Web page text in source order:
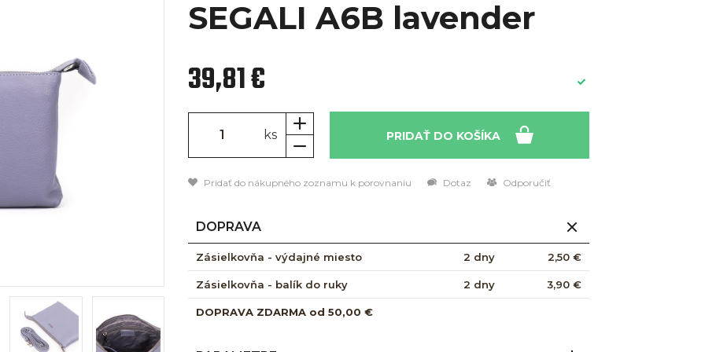
SEGALI A6B lavender
39,81 €
ks PRIDAŤ DO KOŠÍKA
Pridať do nákupného zoznamu k porovnaniu Dotaz Odporučiť
DOPRAVA
Zásielkovňa - výdajné miesto 2 dny 2,50 €
Zásielkovňa - balík do ruky 2 dny 3,90 €
DOPRAVA ZDARMA od 50,00 €